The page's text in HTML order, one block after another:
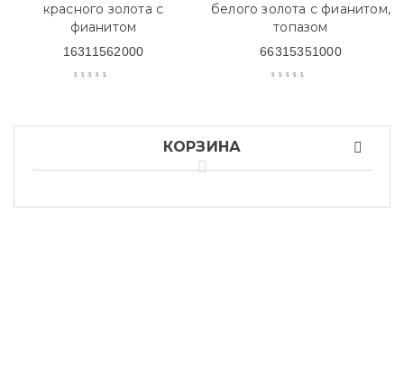
красного золота с
фианитом
16311562000
белого золота с фианитом,
топазом
66315351000
КОРЗИНА